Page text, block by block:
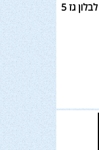
ווסת זוויתי 30 מיליבר / 1.5 קג"ש עם שעון מד גז לבלון גז 5